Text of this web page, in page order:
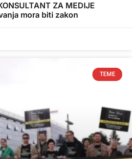
ZA MEDIJE
mora biti zakon
TEME